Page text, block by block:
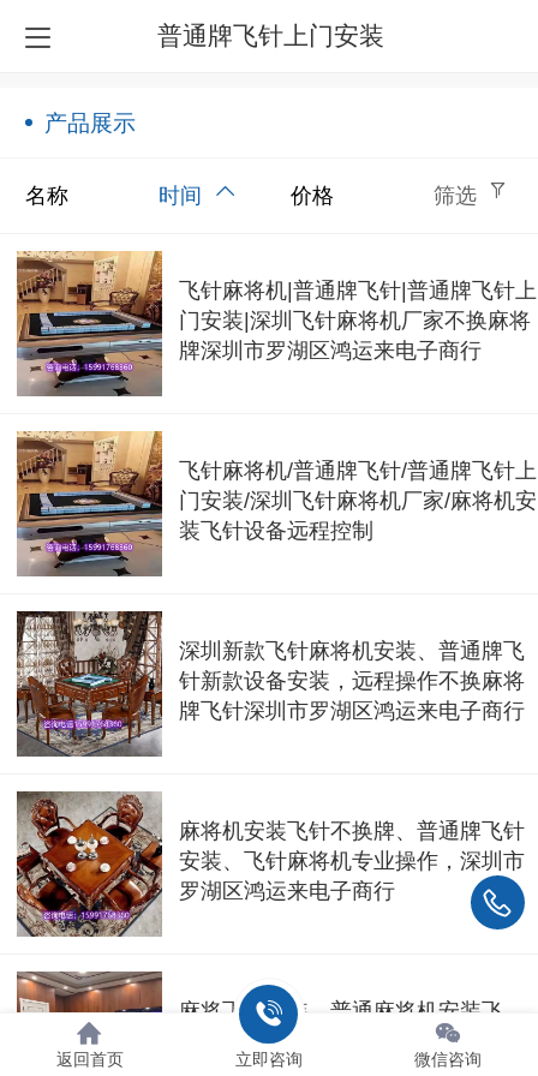
普通牌飞针上门安装
产品展示
名称 时间 价格 筛选
飞针麻将机|普通牌飞针|普通牌飞针上
门安装|深圳飞针麻将机厂家不换麻将
牌深圳市罗湖区鸿运来电子商行
飞针麻将机/普通牌飞针/普通牌飞针上
门安装/深圳飞针麻将机厂家/麻将机安
装飞针设备远程控制
深圳新款飞针麻将机安装、普通牌飞
针新款设备安装，远程操作不换麻将
牌飞针深圳市罗湖区鸿运来电子商行
麻将机安装飞针不换牌、普通牌飞针
安装、飞针麻将机专业操作，深圳市
罗湖区鸿运来电子商行
麻将飞针安装、普通麻将机安装飞
针，飞针麻将机上门安装，普通牌飞
返回首页 立即咨询 微信咨询